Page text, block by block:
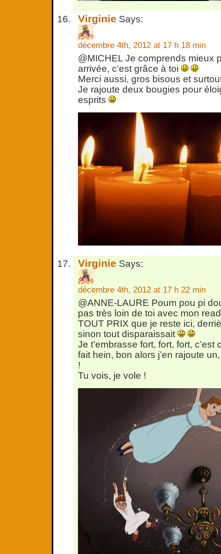
Virginie Says:
décembre 4th, 2012 at 17 h 18 min
@MICHEL Je comprends mieux
arrivée, c’est grâce à toi
Merci aussi, gros bisous et
Je rajoute deux bougies pour
esprits
Virginie Says:
décembre 4th, 2012 at 17 h 22 min
@ANNE-LAURE Poum pou pi
pas très loin de toi avec mon
TOUT PRIX que je reste ici,
sinon tout disparaissait
Je t’embrasse fort, fort, fort,
fait hein, bon alors j’en rajoute
!
Tu vois, je vole !